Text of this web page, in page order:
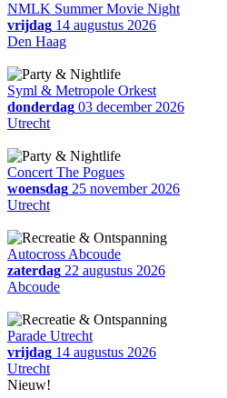
NMLK Summer Movie Night
vrijdag 14 augustus 2026
Den Haag
Syml & Metropole Orkest
donderdag 03 december 2026
Utrecht
Concert The Pogues
woensdag 25 november 2026
Utrecht
Autocross Abcoude
zaterdag 22 augustus 2026
Abcoude
Parade Utrecht
vrijdag 14 augustus 2026
Utrecht
Nieuw!